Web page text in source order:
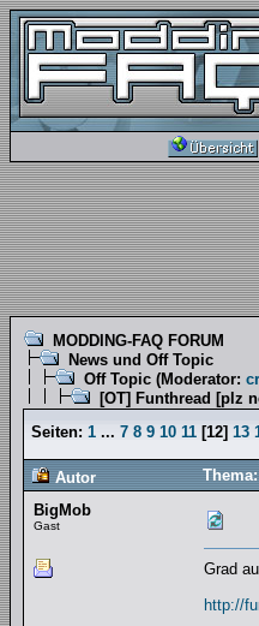
MODDING-FAQ FORUM
News und Off Topic
Off Topic (Moderator:
[OT] Funthread [plz
Seiten: 1 ... 7 8 9 10 11 [12] 13
Autor
BigMob
Gast
Grad
http://